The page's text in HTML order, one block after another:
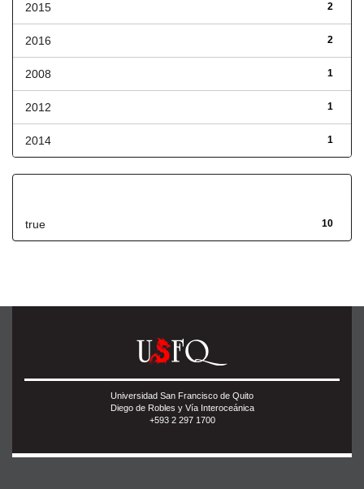
2
2015
2
2016
1
2008
1
2012
1
2014
10
true
Universidad San Francisco de Quito
Diego de Robles y Vía Interoceánica
+593 2 297 1700